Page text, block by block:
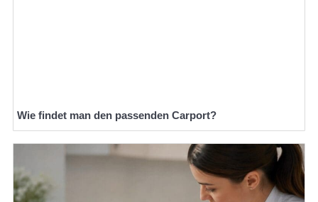
Wie findet man den passenden Carport?